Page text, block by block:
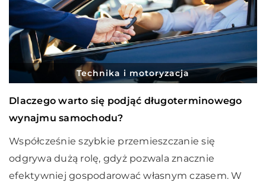
Technika i motoryzacja
Dlaczego warto się podjąć długoterminowego
wynajmu samochodu?
Współcześnie szybkie przemieszczanie się
odgrywa dużą rolę, gdyż pozwala znacznie
efektywniej gospodarować własnym czasem. W